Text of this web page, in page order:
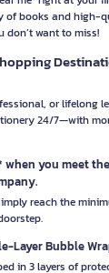
of books and high-
don’t want to miss!
or lifelong
24/7—with
you meet
reach the
Layer Bubble
in 3 layers of